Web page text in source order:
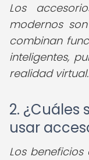
Los
modernos
combinan
inteligentes,
realidad virtual.
2. ¿Cuáles
usar
Los